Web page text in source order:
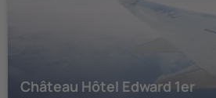
Château Hôtel Edward 1er